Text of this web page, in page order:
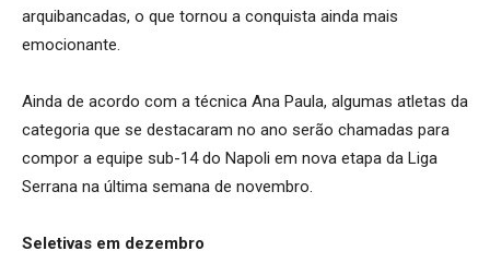
arquibancadas, o que tornou a conquista ainda mais
emocionante.
Ainda de acordo com a técnica Ana Paula, algumas atletas da
categoria que se destacaram no ano serão chamadas para
compor a equipe sub-14 do Napoli em nova etapa da Liga
Serrana na última semana de novembro.
Seletivas em dezembro